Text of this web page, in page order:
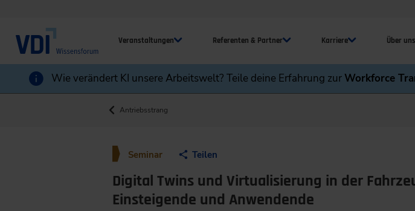
Veranstaltungen Referenten & Partner Karriere Über
Wie verändert KI unsere Arbeitswelt? Teile deine Erfahrung zurWorkforce
Antriebsstrang
Seminar Teilen
Digital Twins und Virtualisierung in der
Einsteigende und Anwendende